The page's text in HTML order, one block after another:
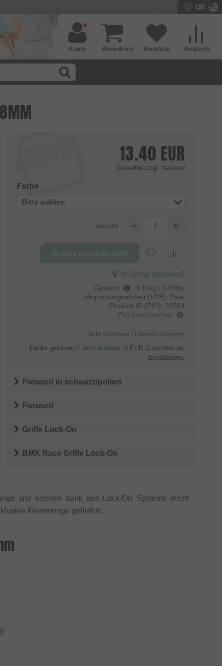
DE
Vergleich
Merkliste
Warenkorb
Konto
13.40 EUR
Steuerfrei zzgl. Versand
Farbe
Bitte wählen
Anzahl:
im Shop abholen?
Gewicht : 0.11kg / 0.24lbs
Verpackungseinheit (VPE): Paar
Produkt ID (PID): 28584
Produktsicherheit
Nicht lieferbare Optionen anzeigen
Fehler gefunden? Jetzt melden. 5 EUR Gutschein bei
Bestätigung.
Forward in schwarz/poliert
Forward
Griffe Lock-On
BMX Race Griffe Lock-On
und können dank des Lock-On Systems leicht
Klemmringe geliefert.